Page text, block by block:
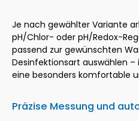
Je nach gewählter Variante
pH/Chlor- oder pH/Redox-
passend zur gewünschten
Desinfektionsart auswählen –
eine besonders komfortable
Präzise Messung und